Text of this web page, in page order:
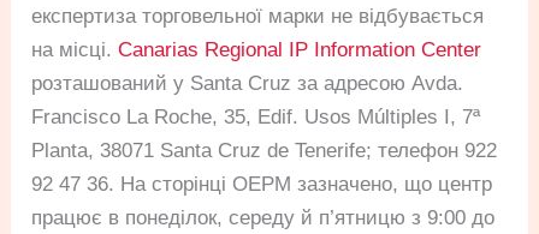
експертиза торговельної марки не відбувається
на місці.Canarias Regional IP Information Center
розташований у Santa Cruz за адресою Avda.
Francisco La Roche, 35, Edif. Usos Múltiples I, 7ª
Planta, 38071 Santa Cruz de Tenerife; телефон 922
92 47 36. На сторінці OEPM зазначено, що центр
працює в понеділок, середу й п’ятницю з 9:00 до